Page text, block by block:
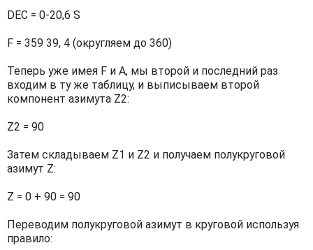
DEC = 0-20,6 S
F = 359 39, 4 (округляем до 360)
Теперь уже имея F и A, мы второй и последний раз
входим в ту же таблицу, и выписываем второй
компонент азимута Z2:
Z2 = 90
Затем складываем Z1 и Z2 и получаем полукруговой
азимут Z:
Z = 0 + 90 = 90
Переводим полукруговой азимут в круговой используя
правило: